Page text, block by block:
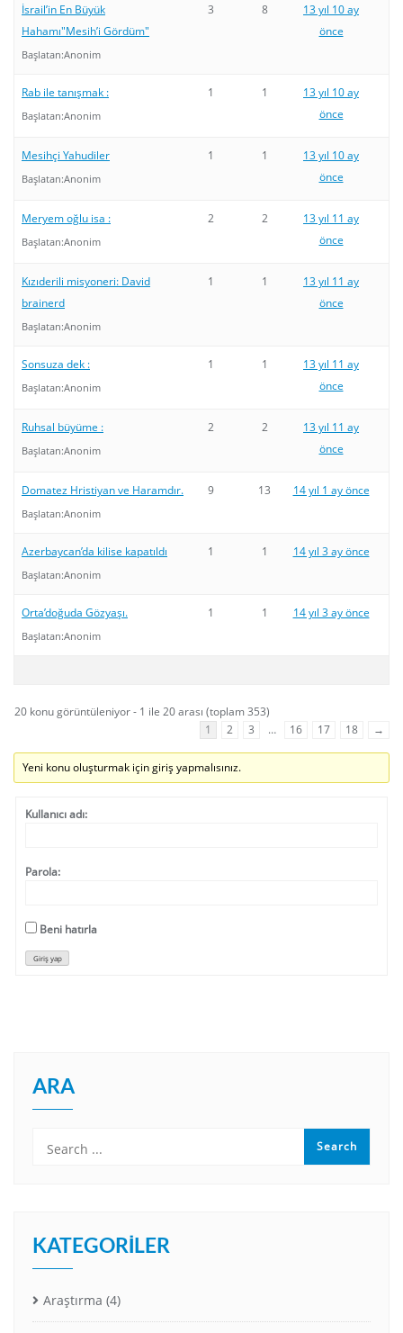
İsrail’in En Büyük
Hahamı"Mesih’i Gördüm"
Başlatan:Anonim
3 8
13 yıl 10 ay
önce
Rab ile tanışmak :
Başlatan:Anonim
1 1
13 yıl 10 ay
önce
Mesihçi Yahudiler
Başlatan:Anonim
1 1
13 yıl 10 ay
önce
Meryem oğlu isa :
Başlatan:Anonim
2 2
13 yıl 11 ay
önce
Kızıderili misyoneri: David
brainerd
Başlatan:Anonim
1 1
13 yıl 11 ay
önce
Sonsuza dek :
Başlatan:Anonim
1 1
13 yıl 11 ay
önce
Ruhsal büyüme :
Başlatan:Anonim
2 2
13 yıl 11 ay
önce
Domatez Hristiyan ve Haramdır.
Başlatan:Anonim
9 13 14 yıl 1 ay önce
Azerbaycan’da kilise kapatıldı
Başlatan:Anonim
1 1 14 yıl 3 ay önce
Orta’doğuda Gözyaşı.
Başlatan:Anonim
1 1 14 yıl 3 ay önce
20 konu görüntüleniyor - 1 ile 20 arası (toplam 353)
1
2 3 … 16 17 18 →
Yeni konu oluşturmak için giriş yapmalısınız.
Kullanıcı adı:
Parola:
Beni hatırla
Giriş yap
ARA
KATEGORILER
Araştırma (4)